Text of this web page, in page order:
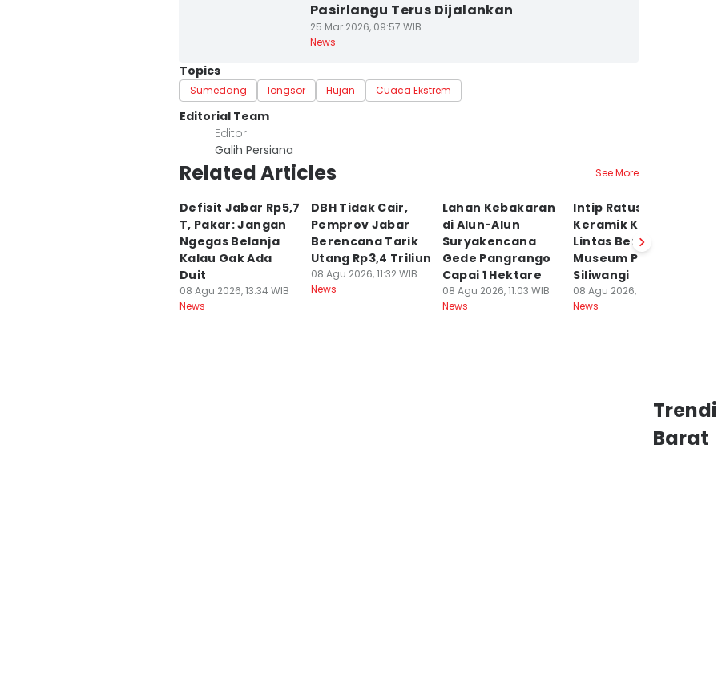
Pasirlangu Terus Dijalankan
25 Mar 2026, 09:57 WIB
News
Topics
Sumedang longsor Hujan Cuaca Ekstrem
Editorial Team
Editor
Galih Persiana
Related Articles See More
Defisit Jabar Rp5,7
T, Pakar: Jangan
Ngegas Belanja
Kalau Gak Ada
Duit
08 Agu 2026, 13:34 WIB
News
DBH Tidak Cair,
Pemprov Jabar
Berencana Tarik
Utang Rp3,4 Triliun
08 Agu 2026, 11:32 WIB
News
Lahan Kebakaran
di Alun-Alun
Suryakencana
Gede Pangrango
Capai 1 Hektare
08 Agu 2026, 11:03 WIB
News
Intip Ratusan
Keramik Kuno
Lintas Benua di
Museum Prabu
Siliwangi
08 Agu 2026, 10:10 WIB
News
Barat